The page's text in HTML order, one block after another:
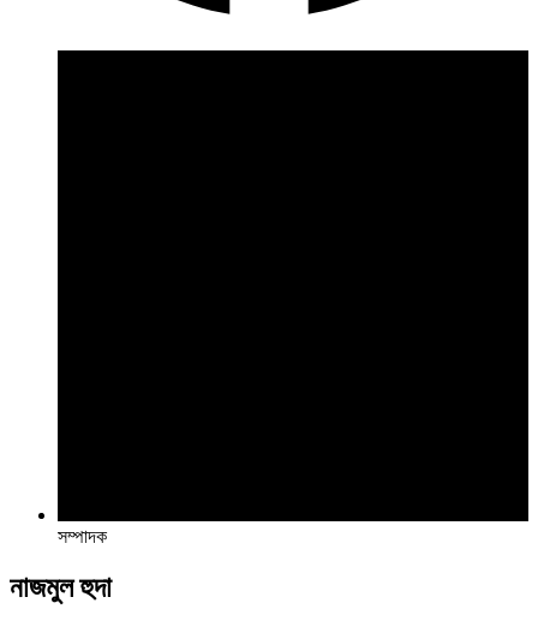
সম্পাদক
নাজমুল হুদা